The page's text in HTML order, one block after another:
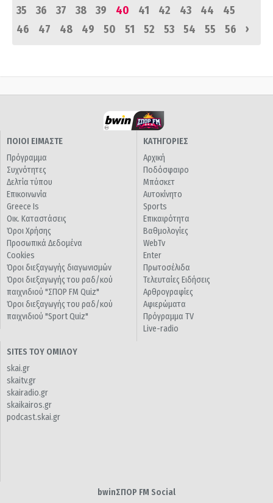
35
36 37 38 39 40 41 42 43 44
45
46
47 48 49 50 51 52 53 54 55 56 ›
ΠΟΙΟΙ ΕΙΜΑΣΤΕ
Πρόγραμμα
Συχνότητες
Δελτία τύπου
Επικοινωνία
Greece Is
Οικ. Καταστάσεις
Όροι Χρήσης
Προσωπικά Δεδομένα
Cookies
Όροι διεξαγωγής διαγωνισμών
Όροι διεξαγωγής του ραδ/κού
παιχνιδιού "ΣΠΟΡ FM Quiz"
Όροι διεξαγωγής του ραδ/κού
παιχνιδιού "Sport Quiz"
ΚΑΤΗΓΟΡΙΕΣ
Αρχική
Ποδόσφαιρο
Μπάσκετ
Αυτοκίνητο
Sports
Επικαιρότητα
Βαθμολογίες
WebTv
Enter
Πρωτοσέλιδα
Τελευταίες Ειδήσεις
Αρθρογραφίες
Αφιερώματα
Πρόγραμμα TV
Live-radio
SITES ΤΟΥ ΟΜΙΛΟΥ
skai.gr
skaitv.gr
skairadio.gr
skaikairos.gr
podcast.skai.gr
bwinΣΠΟΡ FM Social